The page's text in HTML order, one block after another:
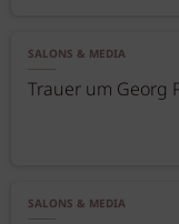
SALONS & MEDIA
Trauer um Georg
SALONS & MEDIA